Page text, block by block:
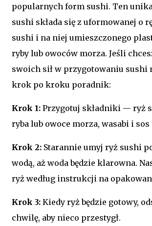
popularnych form sushi. Ten
sushi składa się z uformowanej o
sushi i na niej umieszczonego
ryby lub owoców morza. Jeśli
swoich sił w przygotowaniu sushi
krok po kroku poradnik:
Krok 1: Przygotuj składniki — ryż
ryba lub owoce morza, wasabi i sos
Krok 2: Starannie umyj ryż sushi
wodą, aż woda będzie klarowna.
ryż według instrukcji na
Krok 3: Kiedy ryż będzie gotowy,
chwilę, aby nieco przestygł.